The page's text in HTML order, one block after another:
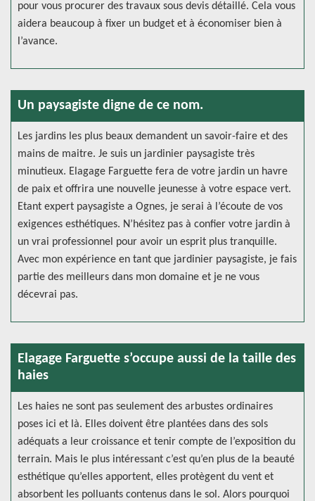
pour vous procurer des travaux sous devis détaillé. Cela vous
aidera beaucoup à fixer un budget et à économiser bien à
l’avance.
Un paysagiste digne de ce nom.
Les jardins les plus beaux demandent un savoir-faire et des
mains de maitre. Je suis un jardinier paysagiste très
minutieux. Elagage Farguette fera de votre jardin un havre
de paix et offrira une nouvelle jeunesse à votre espace vert.
Etant expert paysagiste a Ognes, je serai à l’écoute de vos
exigences esthétiques. N’hésitez pas à confier votre jardin à
un vrai professionnel pour avoir un esprit plus tranquille.
Avec mon expérience en tant que jardinier paysagiste, je fais
partie des meilleurs dans mon domaine et je ne vous
décevrai pas.
Elagage Farguette s’occupe aussi de la taille des
haies
Les haies ne sont pas seulement des arbustes ordinaires
poses ici et là. Elles doivent être plantées dans des sols
adéquats a leur croissance et tenir compte de l’exposition du
terrain. Mais le plus intéressant c’est qu’en plus de la beauté
esthétique qu’elles apportent, elles protègent du vent et
absorbent les polluants contenus dans le sol. Alors pourquoi